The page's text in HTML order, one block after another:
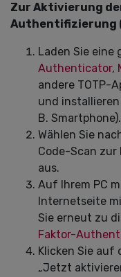
Zur Aktivierung
Authentifizierung
Laden Sie eine
Authenticator,
andere TOTP-
und
B. Smartphone).
Wählen Sie
Code-Scan zur
aus.
Auf Ihrem PC
Internetseite
Sie erneut zu
Faktor-
Klicken Sie
„Jetzt